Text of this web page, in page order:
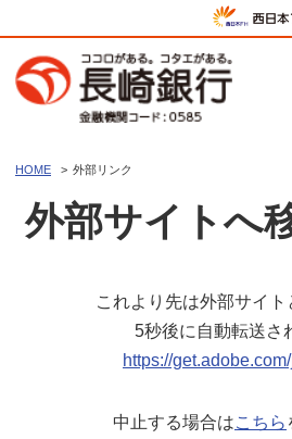
HOME 外部リンク
外部サイトへ
これより先は外部サイト
5秒後に自動転送さ
https://
中止する場合はこちら